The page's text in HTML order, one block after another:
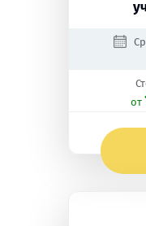
oт